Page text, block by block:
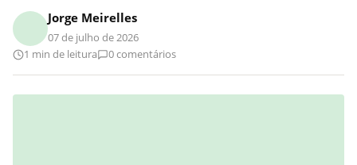
Jorge Meirelles
07 de julho de 2026
1 min de leitura
0 comentários